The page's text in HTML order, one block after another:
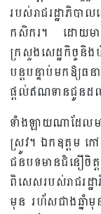
របស់រាជរដ្ឋាភិបា
កសិករ។ ដោយមានក
ក្រសួងសេដ្ឋកិច្ចនិង
បន្តបន្ទាប់មកឱ្យធ
ផ្តល់ឥណទានជូនដ
ទាំងឡាយណាដែលម
ស្រូវ។ ឯកឧត្តម កៅ
ជនបទមានជំនឿចិត្
ពិសេសរបស់រាជរដ្ឋា
មុន រហ័សជាងឆ្នាំមុ